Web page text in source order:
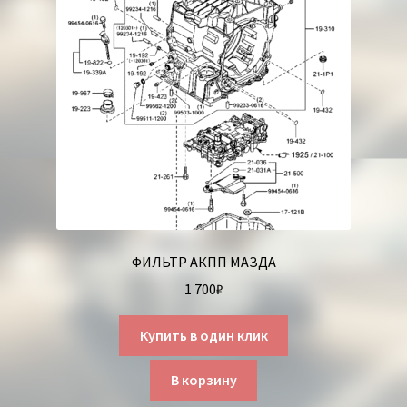
ФИЛЬТР АКПП МАЗДА
1 700₽
Купить в один клик
В корзину